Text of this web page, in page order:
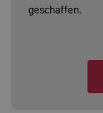
geschaffen.